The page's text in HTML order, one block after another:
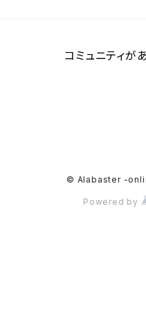
コミュニティが
© Alabaster -
Powered by